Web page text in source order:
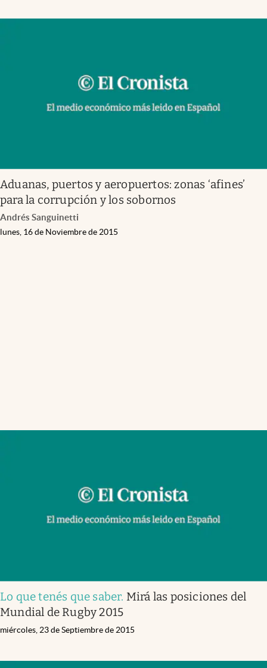
Aduanas, puertos y aeropuertos: zonas ‘afines’
para la corrupción y los sobornos
Andrés Sanguinetti
lunes, 16 de Noviembre de 2015
Lo que tenés que saber. Mirá las posiciones del
Mundial de Rugby 2015
miércoles, 23 de Septiembre de 2015